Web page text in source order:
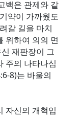
백은 관제와 같
약이 가까웠도
갈 길을 마치
위하여 의의 면
재판장이 그
주의 나타나심
8)는 바울의
자신의 개혁입